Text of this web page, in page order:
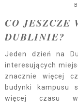
CO JESZCZE
DUBLINIE?
Jeden dzień na
interesujących
znacznie więcej
budynki kampusu
więcej czasu